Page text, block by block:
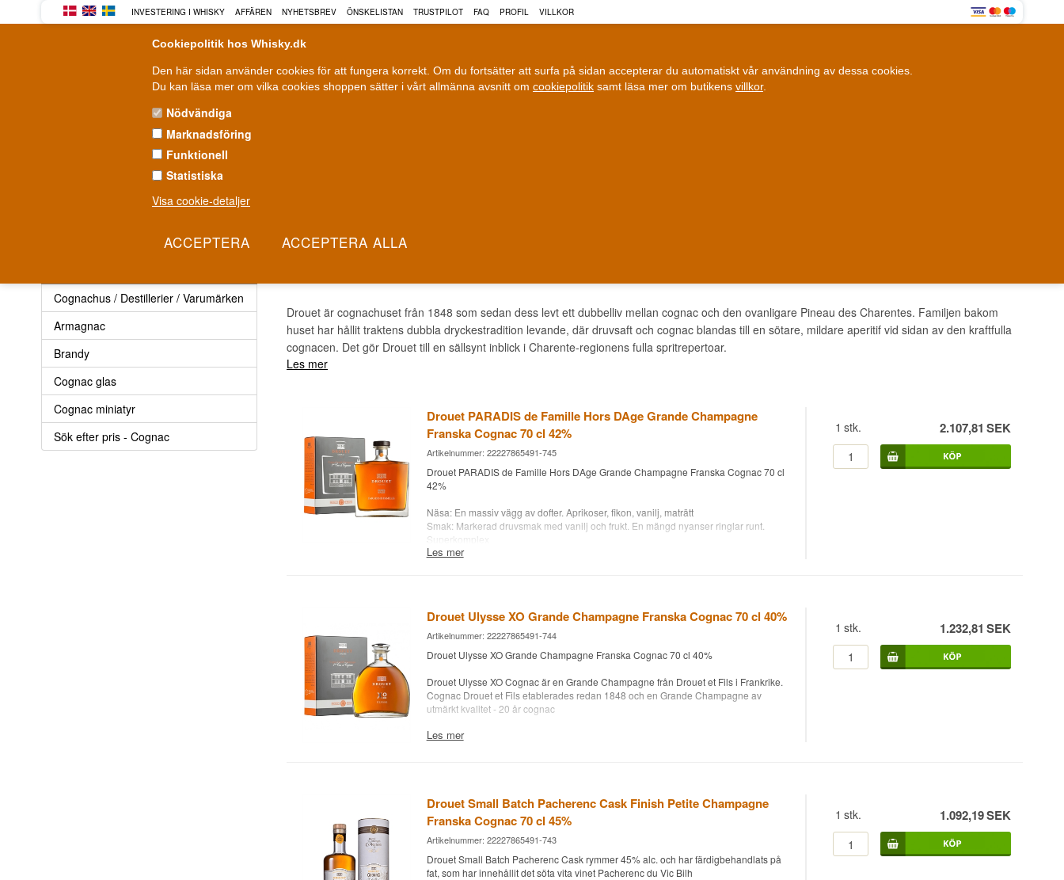
Cookiepolitik hos Whisky.dk
Den här sidan använder cookies för att fungera korrekt. Om du fortsätter att surfa på sidan accepterar du automatiskt vår användning av dessa cookies.
Du kan läsa mer om vilka cookies shoppen sätter i vårt allmänna avsnitt om cookiepolitik samt läsa mer om butikens villkor.
Nödvändiga
Marknadsföring
Funktionell
Statistiska
Visa cookie-detaljer
INVESTERING I WHISKY AFFÄREN NYHETSBREV ÖNSKELISTAN TRUSTPILOT FAQ PROFIL VILLKOR
ROM
Cognachus / Destillerier / Varumärken
Armagnac
Brandy
Cognac glas
Cognac miniatyr
Sök efter pris - Cognac
Drouet är cognachuset från 1848 som sedan dess levt ett dubbelliv mellan cognac och den ovanligare Pineau des Charentes. Familjen bakom
huset har hållit traktens dubbla dryckestradition levande, där druvsaft och cognac blandas till en sötare, mildare aperitif vid sidan av den kraftfulla
cognacen. Det gör Drouet till en sällsynt inblick i Charente-regionens fulla spritrepertoar.
Les mer
Drouet PARADIS de Famille Hors DAge Grande Champagne
Franska Cognac 70 cl 42%
Artikelnummer: 22227865491-745
Drouet PARADIS de Famille Hors DAge Grande Champagne Franska Cognac 70 cl
42%
Näsa: En massiv vägg av dofter. Aprikoser, fikon, vanilj, maträtt
Smak: Markerad druvsmak med vanilj och frukt. En mängd nyanser ringlar runt.
Superkomplex
Finish: Kompakt och nyanserad. Kryddorna tar så småningom över när vågorna
Druva: 100% Grande Champagne
Typ: Hors D'Age Grande Champagne
70 cl.
Letar du efter konjak i klassificeringarna Cognac VS, Cognac VSOP och Cognac
XO? Whisky.dk har allt inom cognac som kan avnjutas i chesterfieldsoffan med rätt
cognacglas från Riedel .
Les mer
1 stk. 2.107,81 SEK
Drouet Ulysse XO Grande Champagne Franska Cognac 70 cl 40%
Artikelnummer: 22227865491-744
Drouet Ulysse XO Grande Champagne Franska Cognac 70 cl 40%
Drouet Ulysse XO Cognac är en Grande Champagne från Drouet et Fils i Frankrike.
Cognac Drouet et Fils etablerades redan 1848 och en Grande Champagne av
utmärkt kvalitet - 20 år cognac
Cognac namn: Drouet XO Ulysse
Letar du efter cognac i klassificeringarna Cognac VS, Cognac VSOP och Cognac
XO? Whisky.dk har allt inom cognac som kan avnjutas i chesterfieldsoffan med rätt
cognacglas från Riedel .
Les mer
1 stk. 1.232,81 SEK
Drouet Small Batch Pacherenc Cask Finish Petite Champagne
Franska Cognac 70 cl 45%
Artikelnummer: 22227865491-743
Drouet Small Batch Pacherenc Cask rymmer 45% alc. och har färdigbehandlats på
fat, som har innehållit det söta vita vinet Pacherenc du Vic Bilh
1 stk. 1.092,19SEK